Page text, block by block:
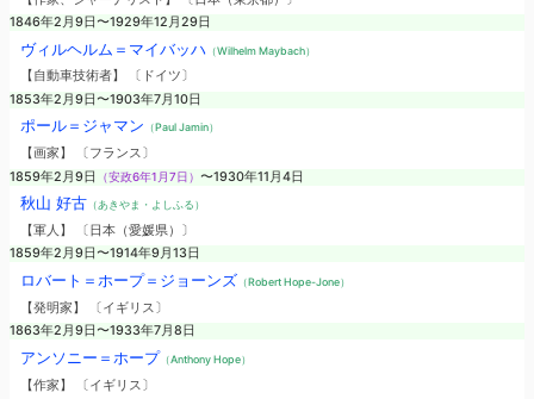
1846年2月9日〜1929年12月29日
ヴィルヘルム＝マイバッハ （Wilhelm Maybach）
【自動車技術者】 〔ドイツ〕
1853年2月9日〜1903年7月10日
ポール＝ジャマン （Paul Jamin）
【画家】 〔フランス〕
1859年2月9日
（安政6年1月7日） 〜1930年11月4日
秋山 好古（あきやま・よしふる）
【軍人】 〔日本（愛媛県）〕
1859年2月9日〜1914年9月13日
ロバート＝ホープ＝ジョーンズ （Robert Hope-Jone）
【発明家】 〔イギリス〕
1863年2月9日〜1933年7月8日
アンソニー＝ホープ （Anthony Hope）
【作家】 〔イギリス〕